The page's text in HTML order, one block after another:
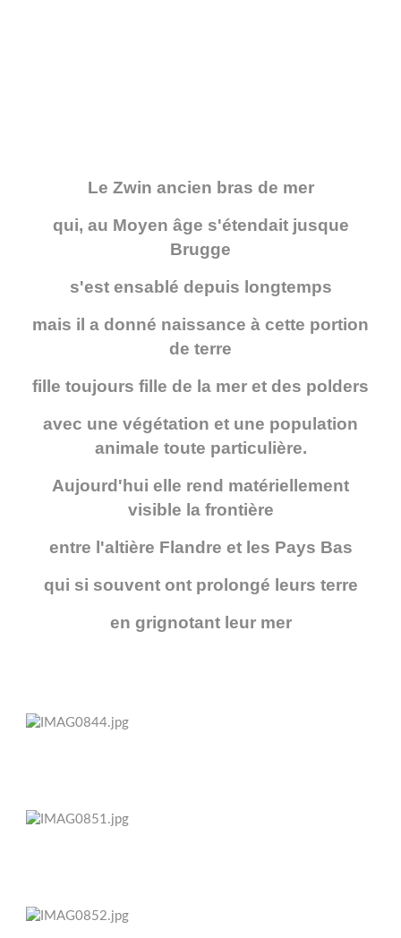
Le Zwin ancien bras de mer
qui, au Moyen âge s'étendait jusque
Brugge
s'est ensablé depuis longtemps
mais il a donné naissance à cette portion
de terre
fille toujours fille de la mer et des polders
avec une végétation et une population
animale toute particulière.
Aujourd'hui elle rend matériellement
visible la frontière
entre l'altière Flandre et les Pays Bas
qui si souvent ont prolongé leurs terre
en grignotant leur mer